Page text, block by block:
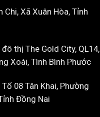
Chi, Xã Xuân Hòa, Tỉnh
đô thị The Gold City, QL14,
Xoài, Tình Bình Phước
08 Tân Khai, Phường
Đồng Nai